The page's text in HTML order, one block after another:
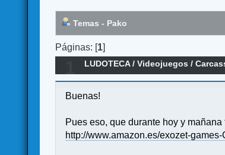
Temas - Pako
Páginas: [1]
LUDOTECA/Videojuegos /
Buenas!
Pues eso, que durante hoy y
http://www.amazon.es/exozet-